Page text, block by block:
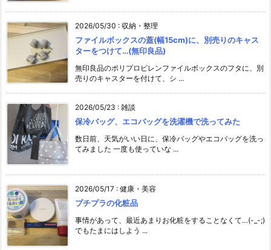
2026/05/30 : 収納・整理
ファイルボックスの蓋(幅15cm)に、別売りのキャス
ターをつけて…(無印良品)
無印良品のポリプロピレンファイルボックスのフタに、別
売りのキャスターを付けて、シ ...
2026/05/23 : 雑談
保冷バッグ、エコバッグを洗濯機で洗ってみた
数日前、天気がいい日に、保冷バッグやエコバッグを洗っ
てみました 一度も使っていな ...
2026/05/17 : 健康・美容
プチプラの化粧品
事情があって、最近あまりお化粧をすることなくて…(-_-;)
でもたまにはしよう ...